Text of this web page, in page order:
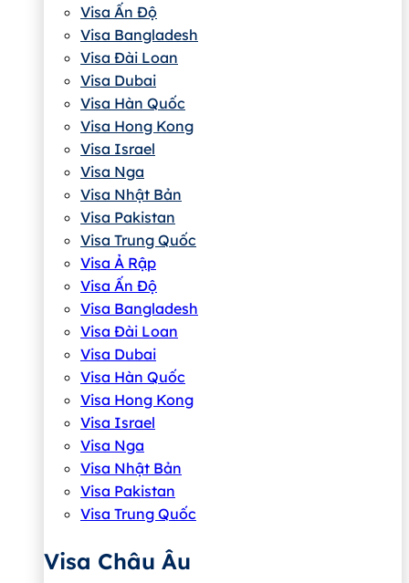
Visa Ấn Độ
Visa Bangladesh
Visa Đài Loan
Visa Dubai
Visa Hàn Quốc
Visa Hong Kong
Visa Israel
Visa Nga
Visa Nhật Bản
Visa Pakistan
Visa Trung Quốc
Visa Ả Rập
Visa Ấn Độ
Visa Bangladesh
Visa Đài Loan
Visa Dubai
Visa Hàn Quốc
Visa Hong Kong
Visa Israel
Visa Nga
Visa Nhật Bản
Visa Pakistan
Visa Trung Quốc
Visa Châu Âu